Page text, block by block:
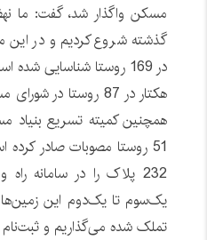
مسکن واگذار شد، گفت: ما
هکتار در 87 روستا در
232 پلاک را در سامانه
یک‌سوم تا یک‌دوم این زمین‌ها
تملک شده می‌گذاریم و